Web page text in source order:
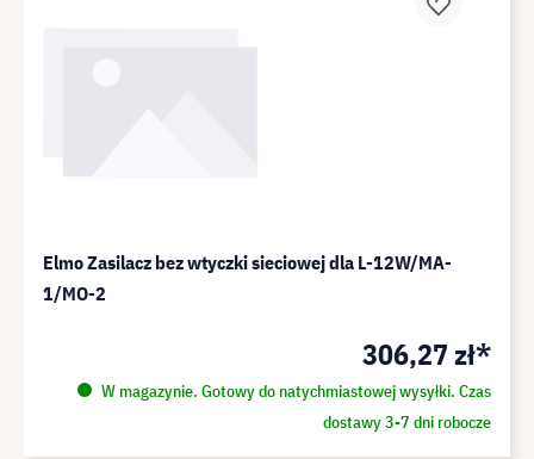
Elmo Zasilacz bez wtyczki sieciowej dla L-12W/MA-
1/MO-2
306,27 zł*
W magazynie. Gotowy do natychmiastowej wysyłki. Czas
dostawy 3-7 dni robocze